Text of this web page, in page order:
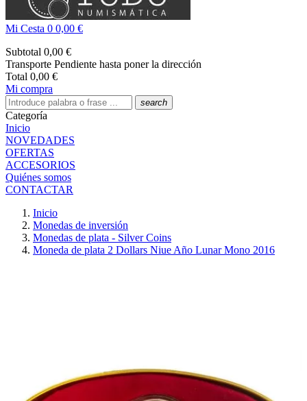
Mi Cesta 0 0,00 €
Subtotal 0,00 €
Transporte Pendiente hasta poner la dirección
Total 0,00 €
Mi compra
search
Categoría
Inicio
NOVEDADES
OFERTAS
ACCESORIOS
Quiénes somos
CONTACTAR
Inicio
Monedas de inversión
Monedas de plata - Silver Coins
Moneda de plata 2 Dollars Niue Año Lunar Mono 2016